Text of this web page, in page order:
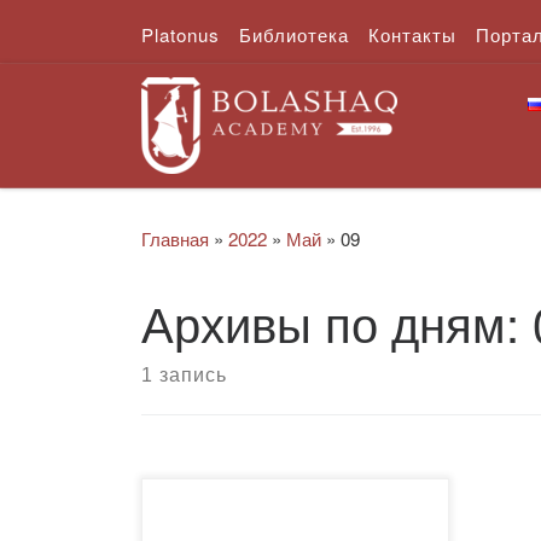
Перейти к содержимому
Platonus Библиотека Контакты
Главная » 2022 » Май » 09
Архивы по дням:
1 запись